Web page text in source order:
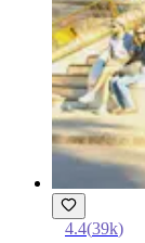
4.4(39k)